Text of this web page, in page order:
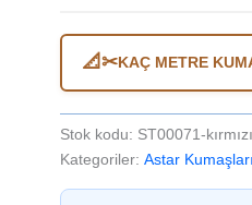
mont
ceket
astarı
adet
📐✂KAÇ METRE
Stok kodu: ST00071-
Kategoriler: Astar Kumaşları